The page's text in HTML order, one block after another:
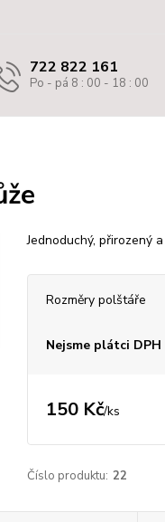
722 822 161
Po - pá 8 : 00 - 18 : 00
Jednoduchý, přirozený
Rozměry polštáře
Nejsme plátci DPH
150 Kč/ks
Číslo produktu: 22